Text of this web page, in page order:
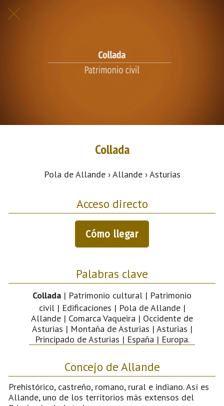
Collada
Pola de Allande › Allande › Asturias
Acceso directo
Cómo llegar
Palabras clave
Collada | Patrimonio cultural | Patrimonio
civil | Edificaciones | Pola de Allande |
Allande | Comarca Vaqueira | Occidente de
Asturias | Montaña de Asturias | Asturias |
Principado de Asturias | España | Europa.
Concejo de Allande
Prehistórico, castreño, romano, rural e indiano. Así es
Allande, uno de los territorios más extensos del